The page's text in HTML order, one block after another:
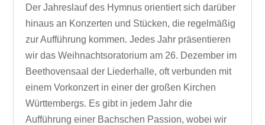
Der Jahreslauf des Hymnus orientiert sich darüber
hinaus an Konzerten und Stücken, die regelmäßig
zur Aufführung kommen. Jedes Jahr präsentieren
wir das Weihnachtsoratorium am 26. Dezember im
Beethovensaal der Liederhalle, oft verbunden mit
einem Vorkonzert in einer der großen Kirchen
Württembergs. Es gibt in jedem Jahr die
Aufführung einer Bachschen Passion, wobei wir